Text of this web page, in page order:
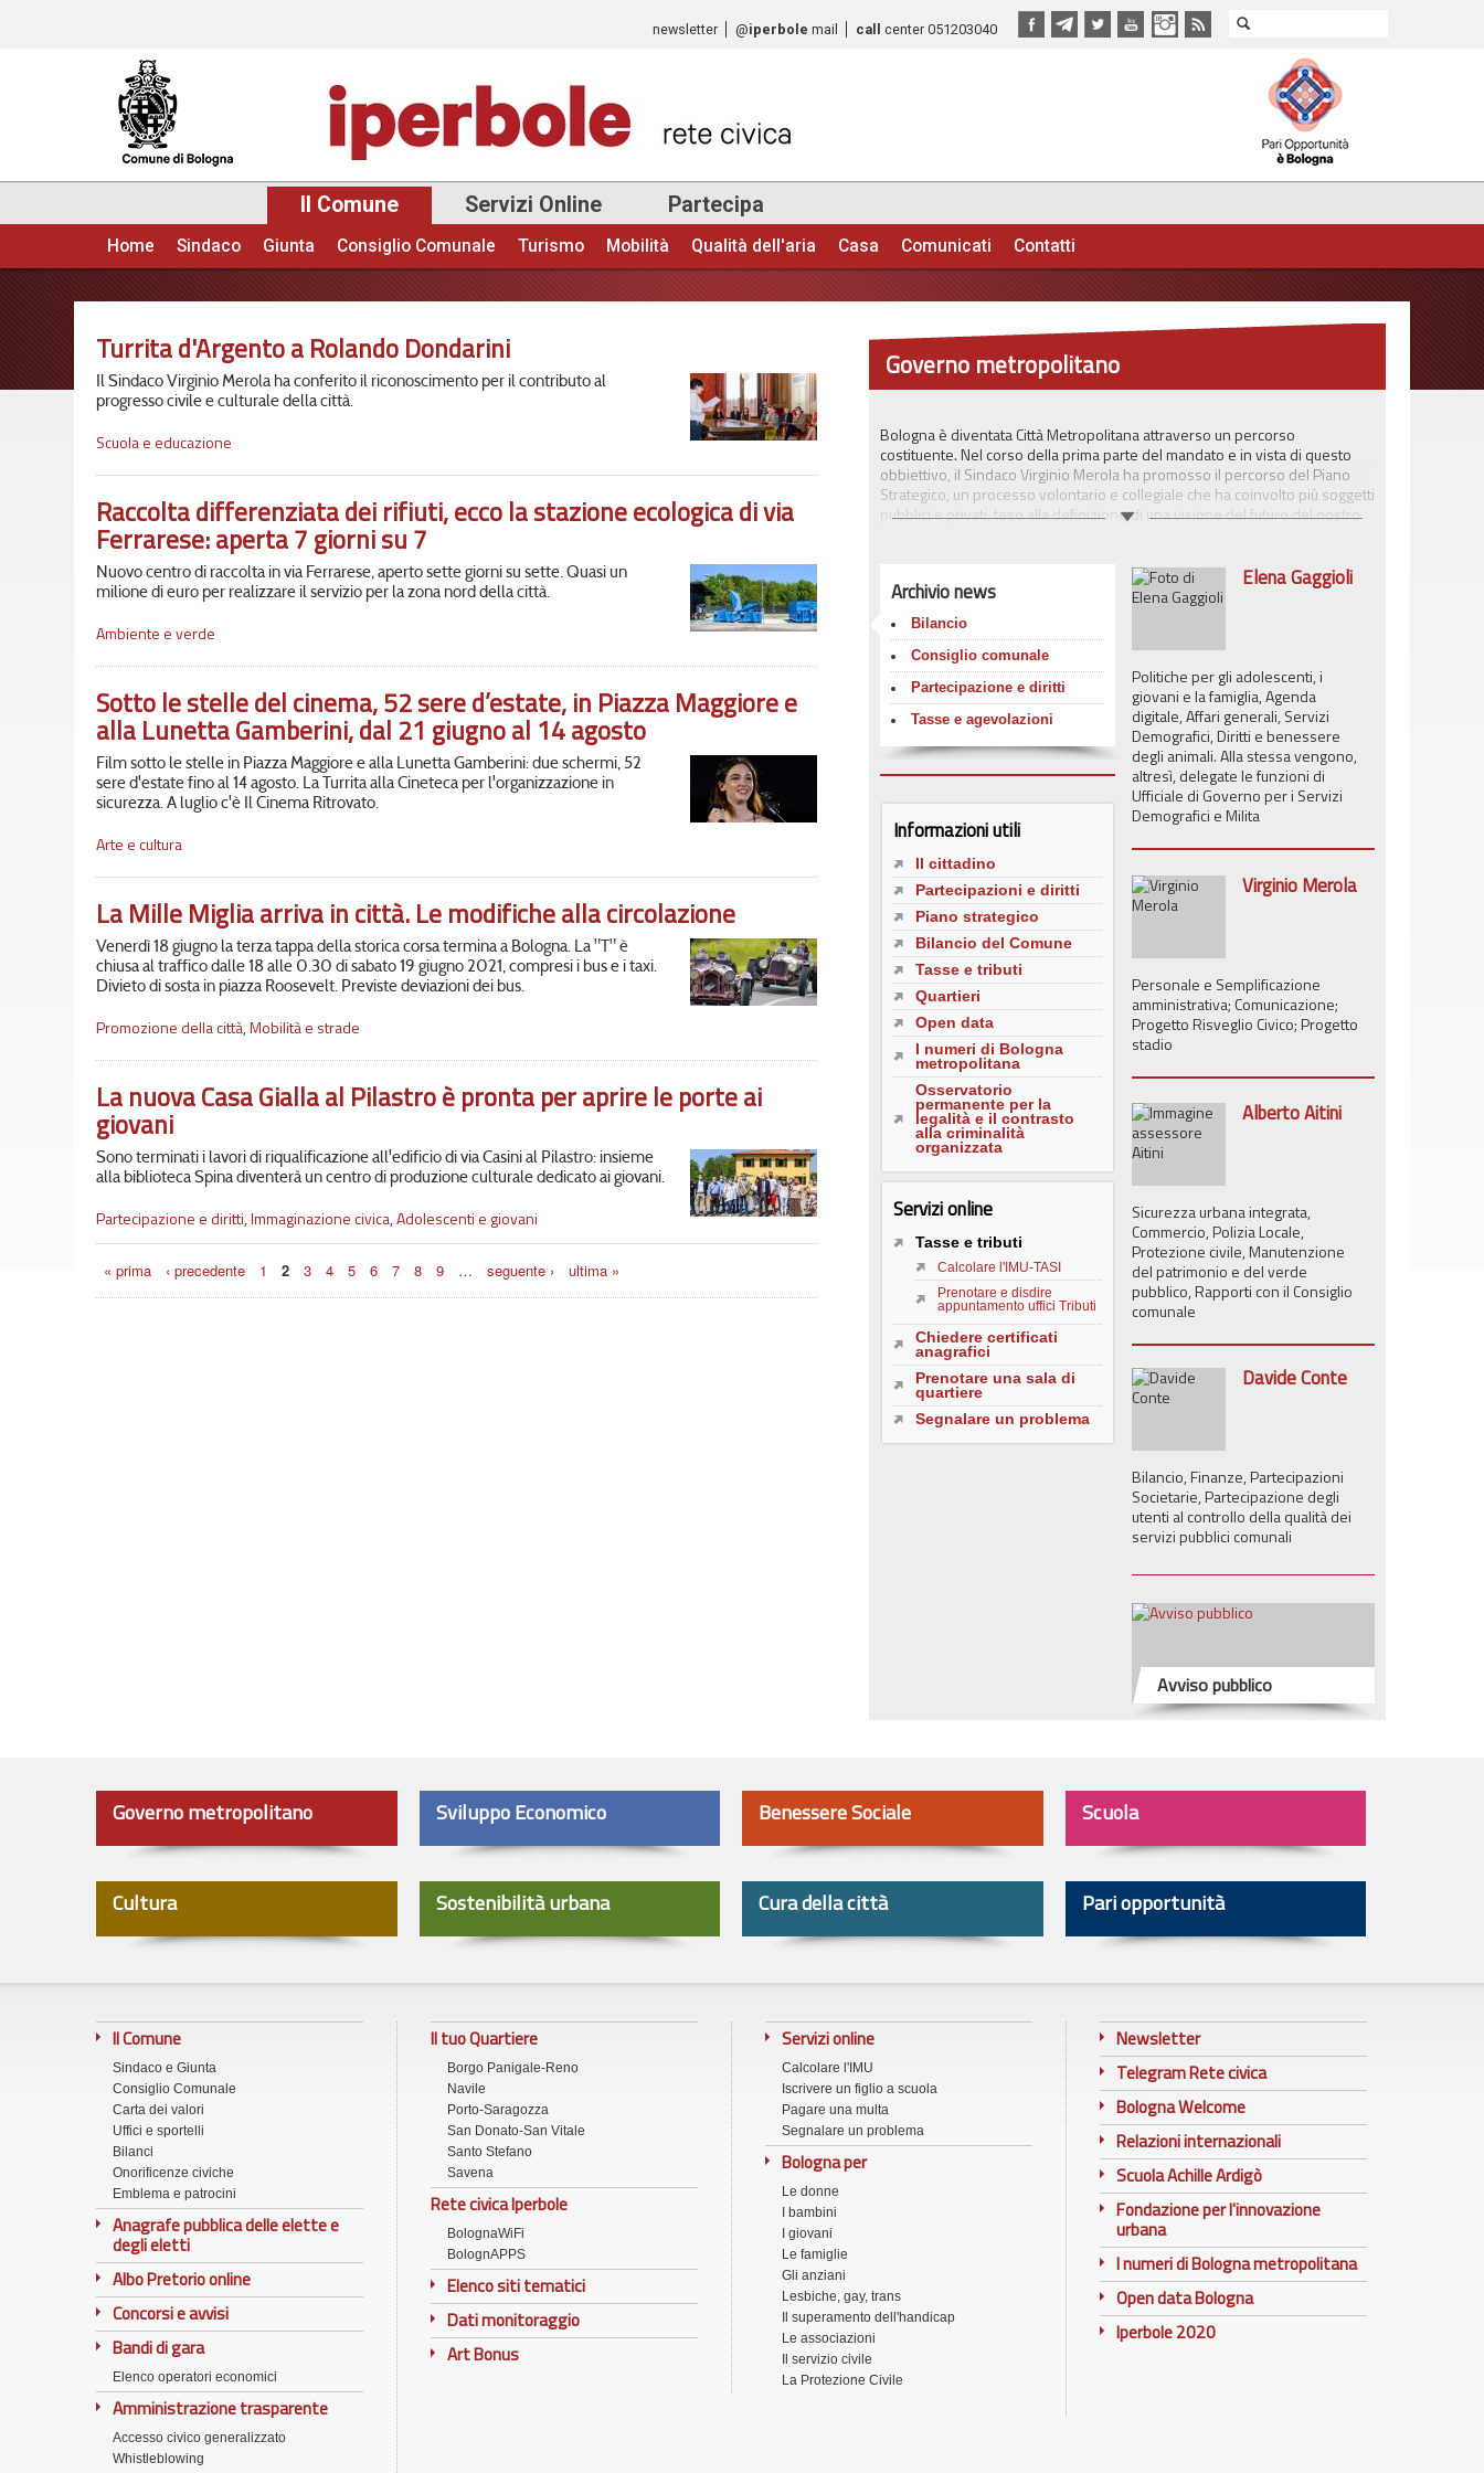
contenuto
newsletter @iperbole mail call center 051203040
Il Comune Servizi Online Partecipa
Menu principale
Home Sindaco Giunta Consiglio Comunale Turismo Mobilità Qualità dell'aria Casa Comunicati Contatti
Turrita d'Argento a Rolando Dondarini
Il Sindaco Virginio Merola ha conferito il riconoscimento per il contributo al
progresso civile e culturale della città.
Scuola e educazione
Raccolta differenziata dei rifiuti, ecco la stazione ecologica di via
Ferrarese: aperta 7 giorni su 7
Nuovo centro di raccolta in via Ferrarese, aperto sette giorni su sette. Quasi un
milione di euro per realizzare il servizio per la zona nord della città.
Ambiente e verde
Sotto le stelle del cinema, 52 sere d’estate, in Piazza Maggiore e
alla Lunetta Gamberini, dal 21 giugno al 14 agosto
Film sotto le stelle in Piazza Maggiore e alla Lunetta Gamberini: due schermi, 52
sere d'estate fino al 14 agosto. La Turrita alla Cineteca per l'organizzazione in
sicurezza. A luglio c'è Il Cinema Ritrovato.
Arte e cultura
La Mille Miglia arriva in città. Le modifiche alla circolazione
Venerdì 18 giugno la terza tappa della storica corsa termina a Bologna. La "T" è
chiusa al traffico dalle 18 alle 0.30 di sabato 19 giugno 2021, compresi i bus e i taxi.
Divieto di sosta in piazza Roosevelt. Previste deviazioni dei bus.
Promozione della città,Mobilità e strade
La nuova Casa Gialla al Pilastro è pronta per aprire le porte ai
giovani
Sono terminati i lavori di riqualificazione all'edificio di via Casini al Pilastro: insieme
alla biblioteca Spina diventerà un centro di produzione culturale dedicato ai giovani.
Partecipazione e diritti,Immaginazione civica,Adolescenti e giovani
Pagine
« prima ‹ precedente 1 2 3 4 5 6 7 8 9 … seguente › ultima »
Governo metropolitano
Bologna è diventata Città Metropolitana attraverso un percorso
costituente. Nel corso della prima parte del mandato e in vista di questo
obbiettivo, il Sindaco Virginio Merola ha promosso il percorso del Piano
Strategico, un processo volontario e collegiale che ha coinvolto più soggetti
pubblici e privati, teso alla definizione di una visione del futuro del nostro
In questa pagina tutte le notizie e le informazioni relative ai progetti
strategici ed alle attività istituzionali della municipalità, anche in formato
aperto (open data): servizi al cittadino, bilancio e società partecipate, tasse
e agevolazioni, quartieri e riforma del decentramento, rapporti tra Giunta e
Consiglio Comunale.
Elena Gaggioli
Politiche per gli adolescenti, i
giovani e la famiglia, Agenda
digitale, Affari generali, Servizi
Demografici, Diritti e benessere
degli animali. Alla stessa vengono,
altresì, delegate le funzioni di
Ufficiale di Governo per i Servizi
Demografici e Milita
Virginio Merola
Personale e Semplificazione
amministrativa; Comunicazione;
Progetto Risveglio Civico; Progetto
stadio
Alberto Aitini
Sicurezza urbana integrata,
Commercio, Polizia Locale,
Protezione civile, Manutenzione
del patrimonio e del verde
pubblico, Rapporti con il Consiglio
comunale
Davide Conte
Bilancio, Finanze, Partecipazioni
Societarie, Partecipazione degli
utenti al controllo della qualità dei
servizi pubblici comunali
Avviso pubblico
Archivio news
Bilancio
Consiglio comunale
Partecipazione e diritti
Tasse e agevolazioni
Informazioni utili
Il cittadino
Partecipazioni e diritti
Piano strategico
Bilancio del Comune
Tasse e tributi
Quartieri
Open data
I numeri di Bologna
metropolitana
Osservatorio
permanente per la
legalità e il contrasto
alla criminalità
organizzata
Servizi online
Tasse e tributi
Calcolare l'IMU-TASI
Prenotare e disdire
appuntamento uffici Tributi
Chiedere certificati
anagrafici
Prenotare una sala di
quartiere
Segnalare un problema
Governo metropolitano Sviluppo Economico Benessere Sociale Scuola
Cultura Sostenibilità urbana Cura della città Pari opportunità
Il Comune
Sindaco e Giunta
Consiglio Comunale
Carta dei valori
Uffici e sportelli
Bilanci
Onorificenze civiche
Emblema e patrocini
Anagrafe pubblica delle elette e
degli eletti
Albo Pretorio online
Concorsi e avvisi
Bandi di gara
Elenco operatori economici
Amministrazione trasparente
Accesso civico generalizzato
Whistleblowing
Il tuo Quartiere
Borgo Panigale-Reno
Navile
Porto-Saragozza
San Donato-San Vitale
Santo Stefano
Savena
Rete civica Iperbole
BolognaWiFi
BolognAPPS
Elenco siti tematici
Dati monitoraggio
Art Bonus
Servizi online
Calcolare l'IMU
Iscrivere un figlio a scuola
Pagare una multa
Segnalare un problema
Bologna per
Le donne
I bambini
I giovani
Le famiglie
Gli anziani
Lesbiche, gay, trans
Il superamento dell'handicap
Le associazioni
Il servizio civile
La Protezione Civile
Newsletter
Telegram Rete civica
Bologna Welcome
Relazioni internazionali
Scuola Achille Ardigò
Fondazione per l'innovazione
urbana
I numeri di Bologna metropolitana
Open data Bologna
Iperbole 2020